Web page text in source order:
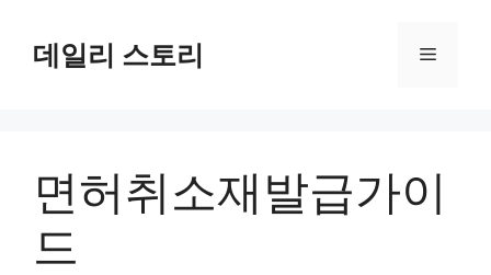
데일리 스토리 메
면허취소재발급가이
드